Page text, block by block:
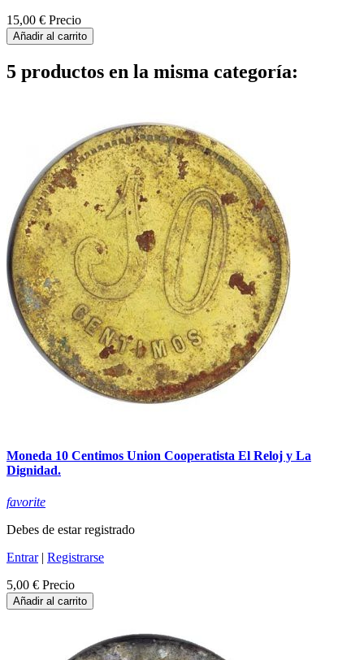
15,00 € Precio
Añadir al carrito
5 productos en la misma categoría:
Moneda 10 Centimos Union Cooperatista El Reloj y La
Dignidad.
favorite
Debes de estar registrado
Entrar| Registrarse
5,00 € Precio
Añadir al carrito